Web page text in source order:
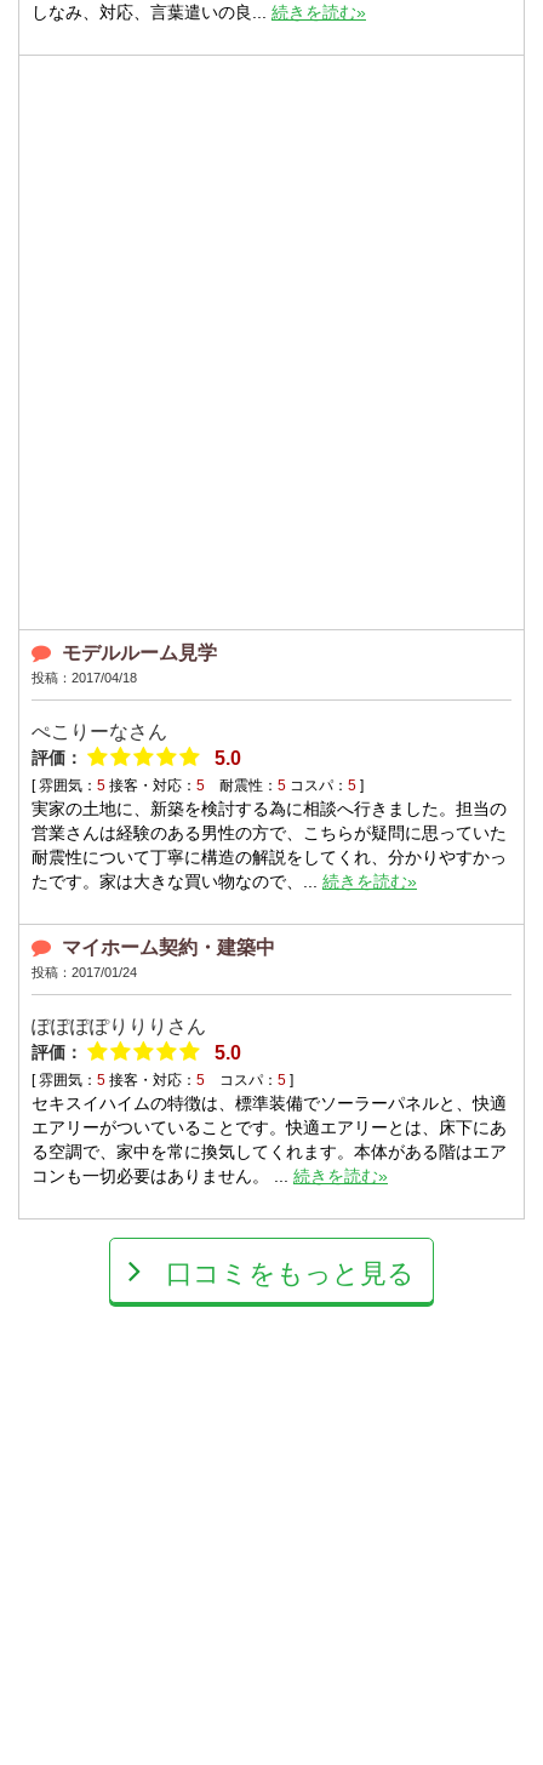
しなみ、対応、言葉遣いの良...
続きを読む»
モデルルーム見学
投稿：2017/04/18
ぺこりーなさん
評価： 5.0
[ 雰囲気： 5 接客・対応： 5 耐震性： 5 コスパ： 5 ]
実家の土地に、新築を検討する為に相談へ行きました。担当の
営業さんは経験のある男性の方で、こちらが疑問に思っていた
耐震性について丁寧に構造の解説をしてくれ、分かりやすかっ
たです。家は大きな買い物なので、...
続きを読む»
マイホーム契約・建築中
投稿：2017/01/24
ぽぽぽぽりりり さん
評価： 5.0
[ 雰囲気： 5 接客・対応： 5 コスパ： 5 ]
セキスイハイムの特徴は、標準装備でソーラーパネルと、快適
エアリーがついていることです。快適エアリーとは、床下にあ
る空調で、家中を常に換気してくれます。本体がある階はエア
コンも一切必要はありません。 ...
続きを読む»
口コミをもっと見る